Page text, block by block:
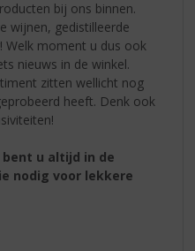
bij ons binnen.
wijnen, gedistilleerde
Welk moment u dus ook
nieuws in de winkel.
zitten wellicht nog
heeft. Denk ook
u altijd in de
nodig voor lekkere